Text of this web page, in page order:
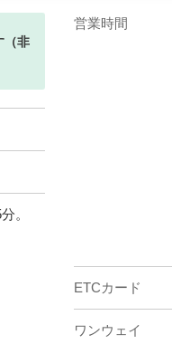
（非
。
営業時間
ETCカード
ワンウェイ